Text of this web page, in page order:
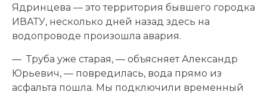
Ядринцева — это территория бывшего городка
ИВАТУ, несколько дней назад здесь на
водопроводе произошла авария.
— Труба уже старая, — объясняет Александр
Юрьевич, — повредилась, вода прямо из
асфальта пошла. Мы подключили временный